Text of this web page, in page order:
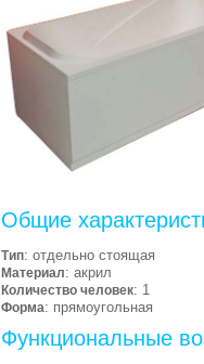
Общие
Тип: отдельно стоящая
Материал: акрил
Количество человек: 1
Форма: прямоугольная
Функциональные